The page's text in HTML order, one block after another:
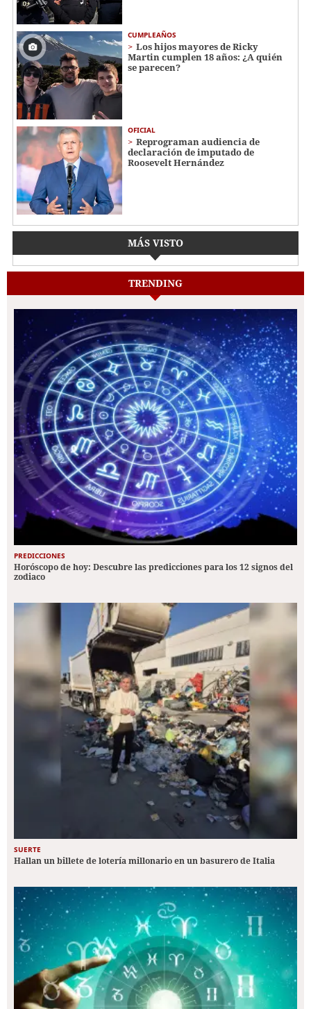
CUMPLEAÑOS
Los hijos mayores de Ricky
Martin cumplen 18 años: ¿A quién
se parecen?
OFICIAL
Reprograman audiencia de
declaración de imputado de
Roosevelt Hernández
MÁS VISTO
TRENDING
PREDICCIONES
Horóscopo de hoy: Descubre las predicciones para los 12 signos del
zodiaco
SUERTE
Hallan un billete de lotería millonario en un basurero de Italia